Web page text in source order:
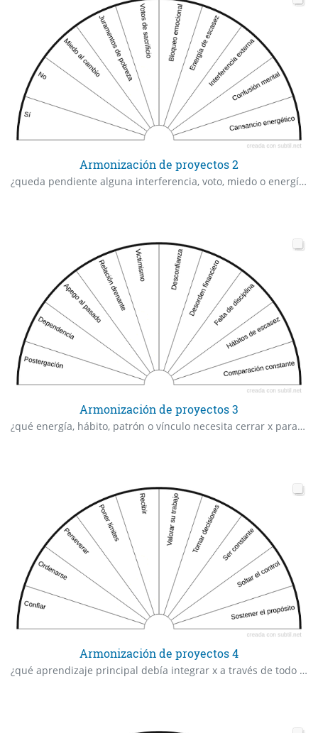
Armonización de proyectos 2
¿queda pendiente alguna interferencia, voto, miedo o energía oculta que deba armonizarse hoy antes de cerrar este ciclo?
Armonización de proyectos 3
¿qué energía, hábito, patrón o vínculo necesita cerrar x para dar paso a una nueva etapa de abundancia?
Armonización de proyectos 4
¿qué aprendizaje principal debía integrar x a través de todo este proceso?